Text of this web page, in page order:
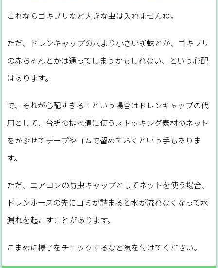
これならゴキブリなど大きな虫は入れませんね。
ただ、ドレンキャップの穴より小さい蜘蛛とか、ゴキブリ
の赤ちゃんとかは通ってしまうかもしれない、という心配
はあります。
で、それが心配すぎる！という場合はドレンキャップの代
用として、台所の排水溝に使うストッキング素材のネット
をかぶせてテープやゴムで留めておくという手もありま
す。
ただ、エアコンの防虫キャップとしてネットを使う場合、
ドレンホースの先にゴミが詰まると水が流れなくなって水
漏れを起こすことがあります。
こまめに様子をチェックするなど気を付けてください。